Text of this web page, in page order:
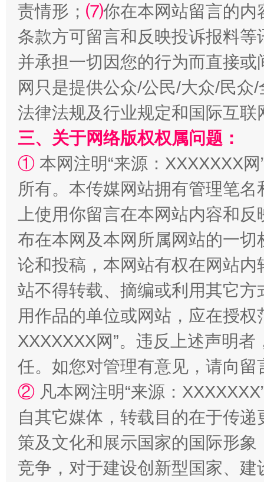
责情形； ⑺你在本网站留言的内
条款方可留言和反映投诉报料
并承担一切因您的行为而直接
网只是提供公众/公民/大众/民
法律法规及行业规定和国际互
三、关于网络版权权属问题：
① 本网注明“来源：XXXXXXX
所有。本传媒网站拥有管理笔
上使用你留言在本网站内容和
布在本网及本网所属网站的一
论和投稿，本网站有权在网站
站不得转载、摘编或利用其它
用作品的单位或网站，应在授
XXXXXXX网”。违反上述声明
任。如您对管理有意见，请向
② 凡本网注明“来源：
自其它媒体，转载目的在于传
策及文化和展示国家的国际形
竞争，对于建设创新型国家、